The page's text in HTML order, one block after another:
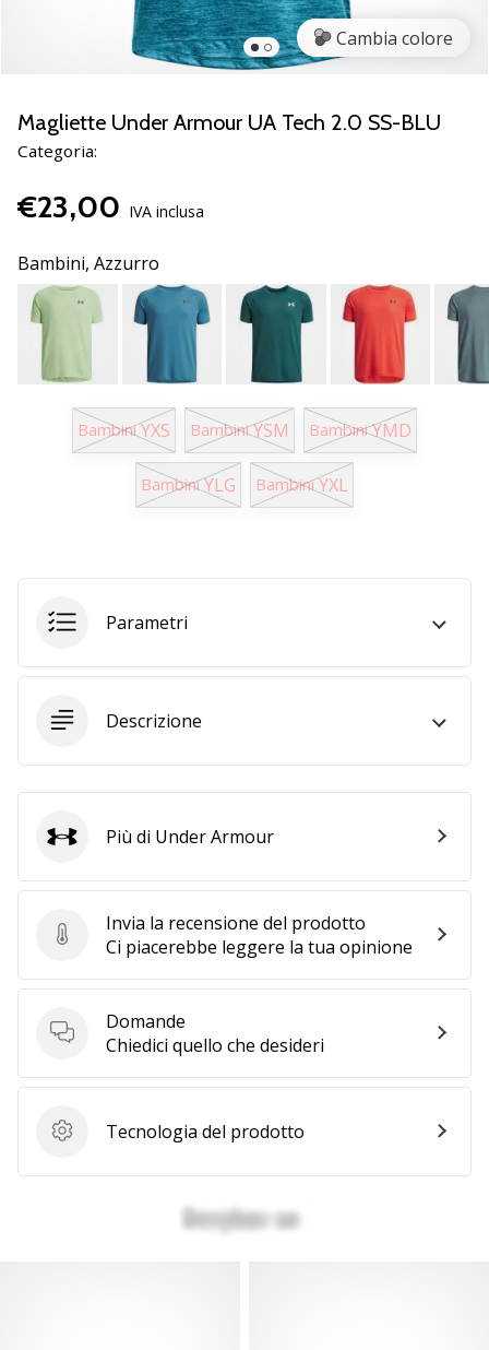
ambassador
Weplayvolleyball
un
fanatico
della
come
Unisciti
noi
come
marchio
Ambassador.
11. 8. 2022
Tempo di lettura: 2 min.
program
Hai
tuo
personale,
blog,
gestisci
Facebook
un
online?
che
profitto.
Unisciti
al…
Cambia colore
Magliette Under Armour UA Tech 2.0 SS-BLU
Categoria:
€23,00 IVA inclusa
Bambini, Azzurro
Bambini YXS Bambini YSM Bambini YMD
Bambini YLG Bambini YXL
Parametri
Descrizione
Invia la recensione del prodotto
Invia la recensione del prodotto
Ci piacerebbe leggere la tua opinione
Domande
Domande
Chiedici quello che desideri
Tecnologia del prodotto
Tecnologia del prodotto
Under Armour
Più di Under Armour